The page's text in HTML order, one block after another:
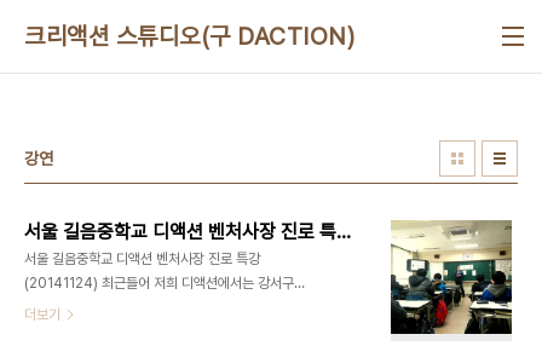
크리액션 스튜디오(구 DACTION)
강연
서울 길음중학교 디액션 벤처사장 진로 특강 (20141124)
서울 길음중학교 디액션 벤처사장 진로 특강
(20141124) 최근들어 저희 디액션에서는 강서구에
'맛있는놀이터'라는 문화예술복합라운지를 오픈하면
더보기